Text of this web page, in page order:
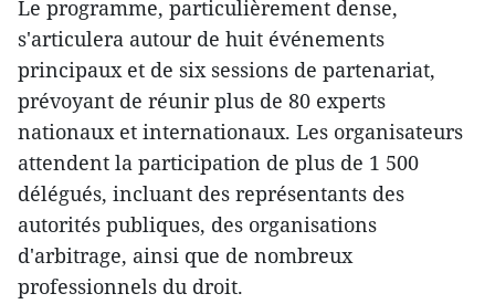
​Le programme, particulièrement dense,
s'articulera autour de huit événements
principaux et de six sessions de partenariat,
prévoyant de réunir plus de 80 experts
nationaux et internationaux. Les organisateurs
attendent la participation de plus de 1 500
délégués, incluant des représentants des
autorités publiques, des organisations
d'arbitrage, ainsi que de nombreux
professionnels du droit.